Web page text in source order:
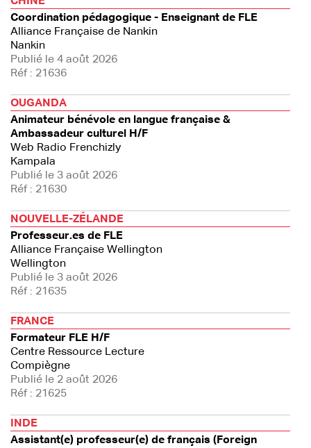
Coordination pédagogique - Enseignant de FLE
Alliance Française de Nankin
Nankin
Publié le 4 août 2026
Réf : 21636
OUGANDA
Animateur bénévole en langue française &
Ambassadeur culturel H/F
Web Radio Frenchizly
Kampala
Publié le 3 août 2026
Réf : 21630
NOUVELLE-ZÉLANDE
Professeur.es de FLE
Alliance Française Wellington
Wellington
Publié le 3 août 2026
Réf : 21635
FRANCE
Formateur FLE H/F
Centre Ressource Lecture
Compiègne
Publié le 2 août 2026
Réf : 21625
INDE
Assistant(e) professeur(e) de français (Foreign